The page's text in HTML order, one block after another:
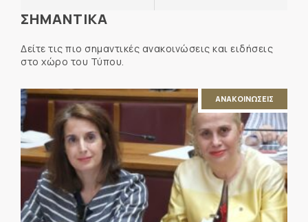
ΣΗΜΑΝΤΙΚΑ
Δείτε τις πιο σημαντικές ανακοινώσεις και ειδήσεις
στο χώρο του Τύπου.
ΑΝΑΚΟΙΝΩΣΕΙΣ